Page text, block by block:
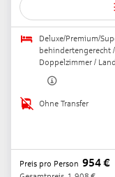
Deluxe/Premium/
behindertengerecht /
Doppelzimmer /
Ohne Transfer
Preis pro Person 954€